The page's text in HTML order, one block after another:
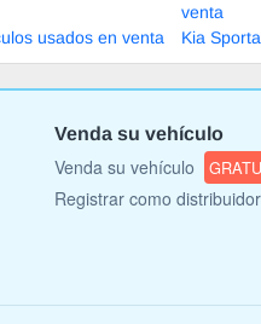
venta
usados en venta
Kia
Venda su vehículo
Venda su vehículo
Registrar como distribuidor